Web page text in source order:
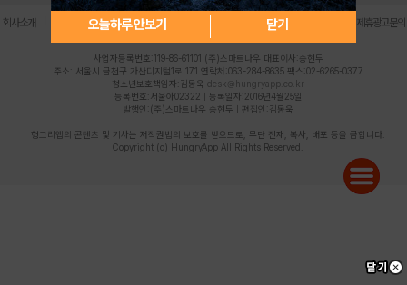
오늘하루 안보기 닫기
회사소개 | 개인정보 처리방침 불법촬영물 신고센터 제휴광고문의
사업자등록번호:119-86-61101 (주)스마트나우 대표이사:송현두
주소: 서울시 금천구 가산디지털1로 171 연락처:063-284-8635 팩스:02-6265-0377
청소년보호책임자:김동욱 desk@hungryapp.co.kr
등록번호:서울아02322 | 등록일자:2016년4월25일
발행인:(주)스마트나우 송현두 | 편집인:김동욱
헝그리앱의 콘텐츠 및 기사는 저작권법의 보호를 받으므로, 무단 전재, 복사, 배포 등을 금합니다.
Copyright (c) HungryApp All Rights Reserved.